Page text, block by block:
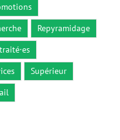
Repyramidage
Supérieur